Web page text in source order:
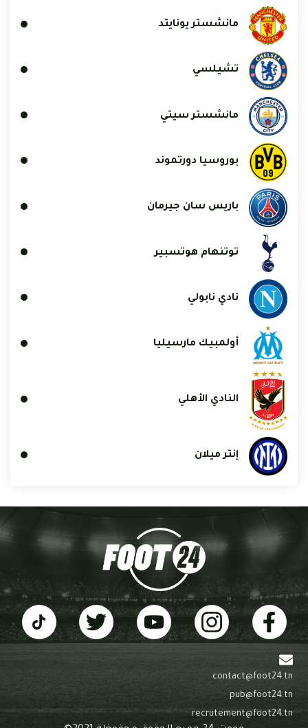
مانشستر يونايتد
تشيلسي
مانشستر سيتي
بوروسيا دورتموند
باريس سان جيرمان
توتنهام هوتسبير
نادي نابولي
أولمبيك مارسيليا
النادي الأهلي
إنتر ميلان
contact@foot24.tn
pub@foot24.tn
recrutement@foot24.tn